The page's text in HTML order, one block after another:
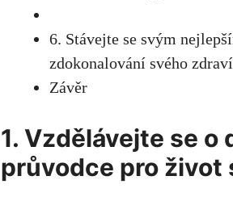
6. Stávejte se svým
zdokonalování ‌svého zdraví
Závěr
1. Vzdělávejte se o⁤
průvodce pro život